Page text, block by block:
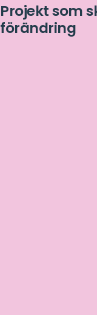
Projekt som
förändring